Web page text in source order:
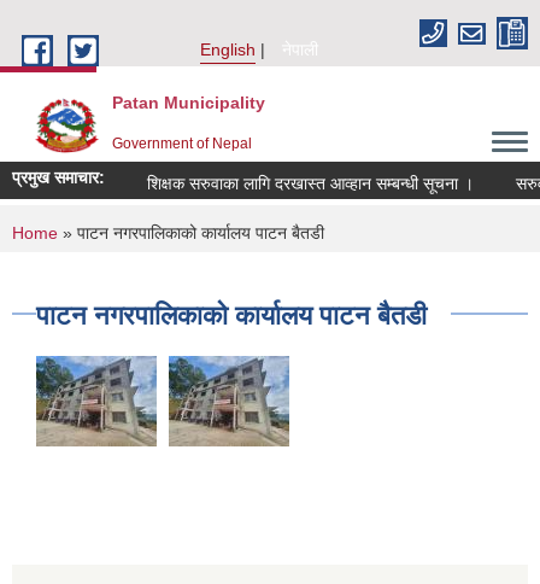
English
नेपाली
Patan Municipality
Government of Nepal
प्रमुख समाचार: शिक्षक सरुवाका लागि दरखास्त आव्हान सम्बन्धी सूचना । सरुवा
You are here
Home » पाटन नगरपालिकाको कार्यालय पाटन बैतडी
पाटन नगरपालिकाको कार्यालय पाटन बैतडी